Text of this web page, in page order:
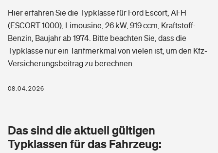
Grundfähigkeitsversicherung
Arbeitsrechtsschutz
Berufshaftpflichtversicherung
Zur Übersicht
Tools
Elementarversicherung
Glasversicherung
Freizeit
Pri­vate Haft­pflicht­
Kinderunfall­ver­si­che­rung
Gesundheit
Private Krankenversicherung
Dread-Disease-Versicherung
Hier erfahren Sie die Typklasse für Ford Escort, AFH
(ESCORT 1000), Limousine, 26 kW, 919 ccm, Kraftstoff:
Benzin, Baujahr ab 1974. Bitte beachten Sie, dass die
Typklasse nur ein Tarifmerkmal von vielen ist, um den Kfz-
Versicherungsbeitrag zu berechnen.
08.04.2026
Das sind die aktuell gültigen
Typklassen für das Fahrzeug: